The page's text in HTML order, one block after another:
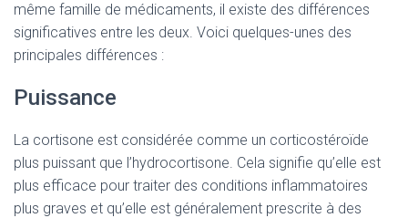
même famille de médicaments, il existe des différences
significatives entre les deux. Voici quelques-unes des
principales différences :
Puissance
La cortisone est considérée comme un corticostéroïde
plus puissant que l’hydrocortisone. Cela signifie qu’elle est
plus efficace pour traiter des conditions inflammatoires
plus graves et qu’elle est généralement prescrite à des